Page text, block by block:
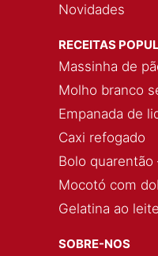
Novidades
RECEITAS
Massinha de
Molho branco
Empanada de
Caxi refogado
Bolo
Mocotó com
Gelatina ao
SOBRE-NOS